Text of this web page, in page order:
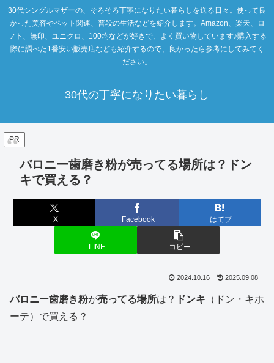
30代シングルマザーの、そろそろ丁寧になりたい暮らしを送る日々。使って良
かった美容やペット関連、普段の生活などを紹介します。Amazon、楽天、ロ
フト、無印、ユニクロ、100均などが好きで、よく買い物しています♪購入する
際に調べた1番安い販売店なども紹介するので、良かったら参考にしてみてく
ださい。
30代の丁寧になりたい暮らし
PR
バロニー歯磨き粉が売ってる場所は？ドン
キで買える？
X Facebook はてブ
LINE コピー
2024.10.16 2025.09.08
バロニー歯磨き粉が売ってる場所は？ ドンキ （ドン・キホ
ーテ）で買える？